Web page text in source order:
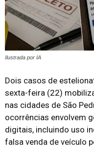
Ilustrada por IA
Dois casos de
sexta-feira (22)
nas cidades de São
ocorrências envolvem
digitais, incluindo uso
falsa venda de veículo